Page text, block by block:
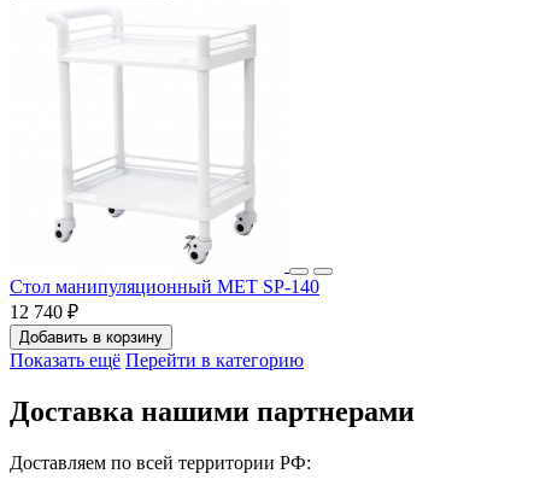
Стол манипуляционный МЕТ SP-140
12 740 ₽
Добавить в корзину
Показать ещё Перейти в категорию
Доставка нашими партнерами
Доставляем по всей территории РФ: